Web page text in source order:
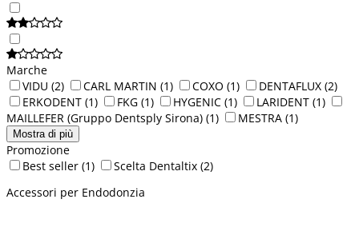
Marche
VIDU (2) CARL MARTIN (1) COXO (1) DENTAFLUX (2)
ERKODENT (1) FKG (1) HYGENIC (1) LARIDENT (1)
MAILLEFER (Gruppo Dentsply Sirona) (1) MESTRA (1)
Mostra di più
Promozione
Best seller (1) Scelta Dentaltix (2)
Accessori per Endodonzia